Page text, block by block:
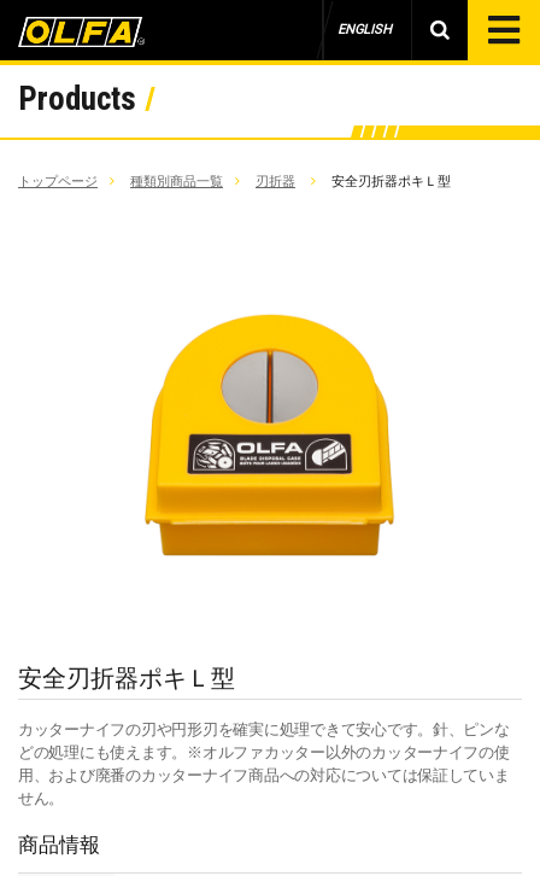
ENGLISH
Products
トップページ 種類別商品一覧 刃折器 安全刃折器ポキＬ型
安全刃折器ポキＬ型
カッターナイフの刃や円形刃を確実に処理できて安心です。針、ピンな
どの処理にも使えます。※オルファカッター以外のカッターナイフの使
用、および廃番のカッターナイフ商品への対応については保証していま
せん。
商品情報